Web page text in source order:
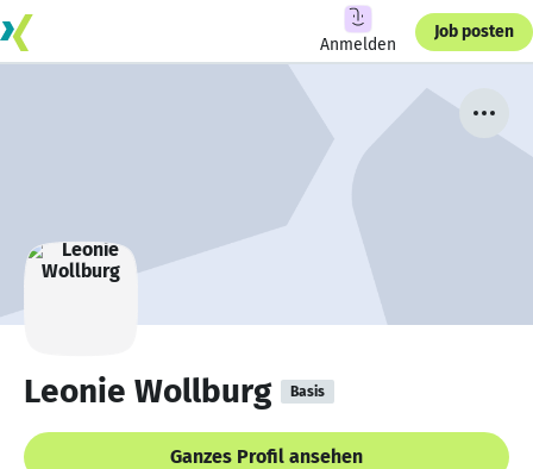
Anmelden
Job posten
Leonie Wollburg Basis
Ganzes Profil ansehen